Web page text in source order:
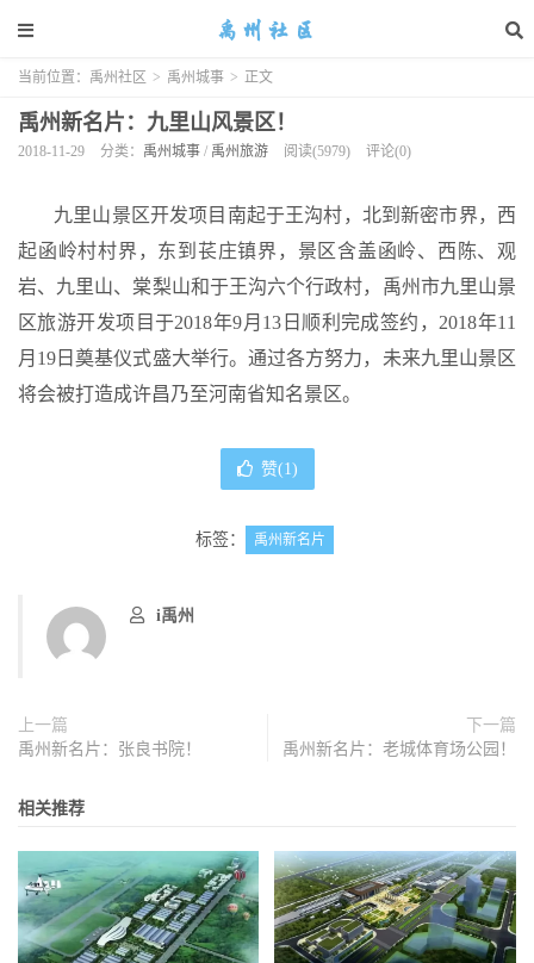
当前位置： 禹州社区 > 禹州城事 > 正文
禹州新名片：九里山风景区！
2018-11-29 分类： 禹州城事 / 禹州旅游 阅读(5979) 评论(0)
九里山景区开发项目南起于王沟村，北到新密市界，西
起函岭村村界，东到苌庄镇界，景区含盖函岭、西陈、观
岩、九里山、棠梨山和于王沟六个行政村，禹州市九里山景
区旅游开发项目于2018年9月13日顺利完成签约，2018年11
月19日奠基仪式盛大举行。通过各方努力，未来九里山景区
将会被打造成许昌乃至河南省知名景区。
赞(1)
标签： 禹州新名片
i禹州
上一篇
禹州新名片：张良书院！
下一篇
禹州新名片：老城体育场公园！
相关推荐